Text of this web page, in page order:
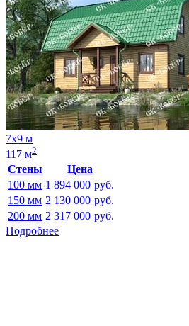
7х9 м
117 м2
Стены
Цена
100 мм 1 894 000 руб.
150 мм 2 130 000 руб.
200 мм 2 317 000 руб.
Подробнее